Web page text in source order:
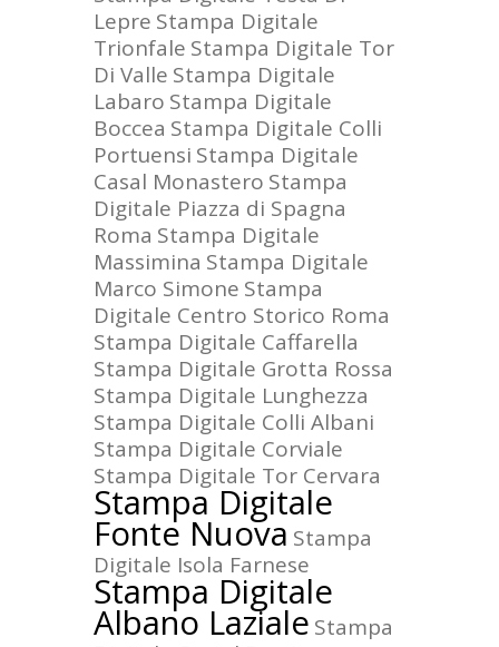
Lepre Stampa Digitale
Trionfale Stampa Digitale Tor
Di Valle Stampa Digitale
Labaro Stampa Digitale
Boccea Stampa Digitale Colli
Portuensi Stampa Digitale
Casal Monastero Stampa
Digitale Piazza di Spagna
Roma Stampa Digitale
Massimina Stampa Digitale
Marco Simone Stampa
Digitale Centro Storico Roma
Stampa Digitale Caffarella
Stampa Digitale Grotta Rossa
Stampa Digitale Lunghezza
Stampa Digitale Colli Albani
Stampa Digitale Corviale
Stampa Digitale Tor Cervara
Stampa Digitale
Fonte Nuova Stampa
Digitale Isola Farnese
Stampa Digitale
Albano Laziale Stampa